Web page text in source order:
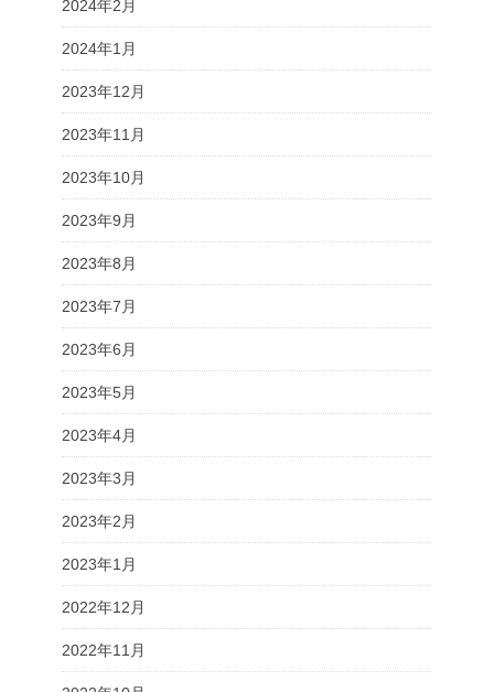
2024年2月
2024年1月
2023年12月
2023年11月
2023年10月
2023年9月
2023年8月
2023年7月
2023年6月
2023年5月
2023年4月
2023年3月
2023年2月
2023年1月
2022年12月
2022年11月